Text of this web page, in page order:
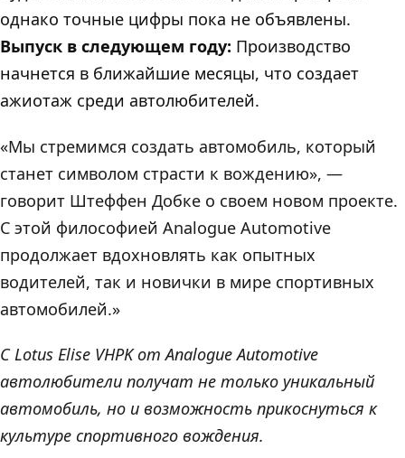
однако точные цифры пока не объявлены.
Выпуск в следующем году: Производство
начнется в ближайшие месяцы, что создает
ажиотаж среди автолюбителей.
«Мы стремимся создать автомобиль, который
станет символом страсти к вождению», —
говорит Штеффен Добке о своем новом проекте.
С этой философией Analogue Automotive
продолжает вдохновлять как опытных
водителей, так и новички в мире спортивных
автомобилей.»
C Lotus Elise VHPK от Analogue Automotive
автолюбители получат не только уникальный
автомобиль, но и возможность прикоснуться к
культуре спортивного вождения.